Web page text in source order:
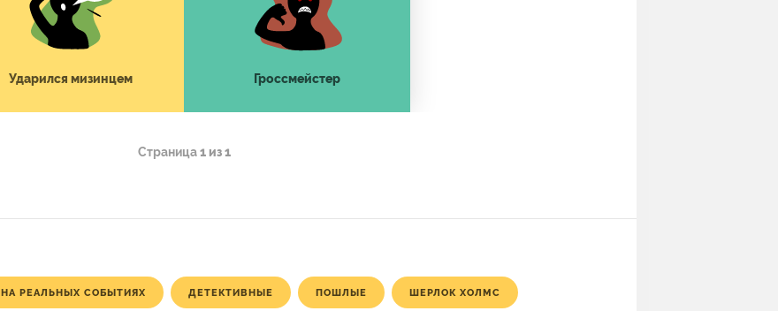
Ударился мизинцем Гроссмейстер
Страница1 из 1
НА РЕАЛЬНЫХ СОБЫТИЯХ ДЕТЕКТИВНЫЕ ПОШЛЫЕ ШЕРЛОК ХОЛМС